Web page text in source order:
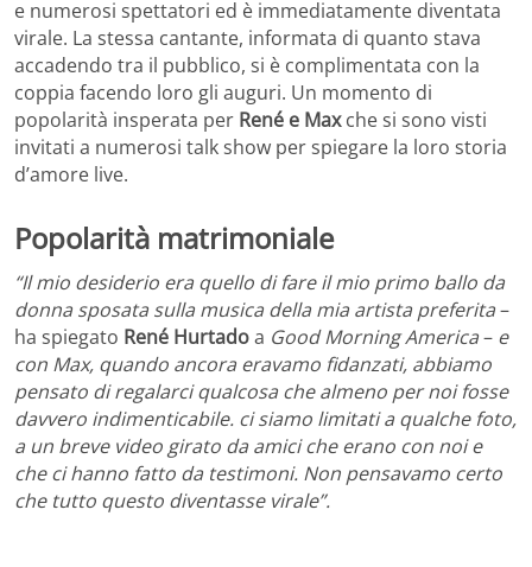
e numerosi spettatori ed è immediatamente diventata
virale. La stessa cantante, informata di quanto stava
accadendo tra il pubblico, si è complimentata con la
coppia facendo loro gli auguri. Un momento di
popolarità insperata per René e Maxche si sono visti
invitati a numerosi talk show per spiegare la loro storia
d’amore live.
Popolarità matrimoniale
“Il mio desiderio era quello di fare il mio primo ballo da
donna sposata sulla musica della mia artista preferita–
ha spiegato René Hurtadoa Good Morning America– e
con Max, quando ancora eravamo fidanzati, abbiamo
pensato di regalarci qualcosa che almeno per noi fosse
davvero indimenticabile. ci siamo limitati a qualche foto,
a un breve video girato da amici che erano con noi e
che ci hanno fatto da testimoni. Non pensavamo certo
che tutto questo diventasse virale”.